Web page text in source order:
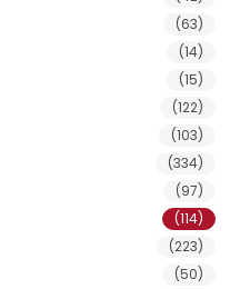
(63)
(14)
(15)
(122)
(103)
(334)
(97)
(114)
(223)
(50)